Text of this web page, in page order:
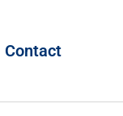
Contact